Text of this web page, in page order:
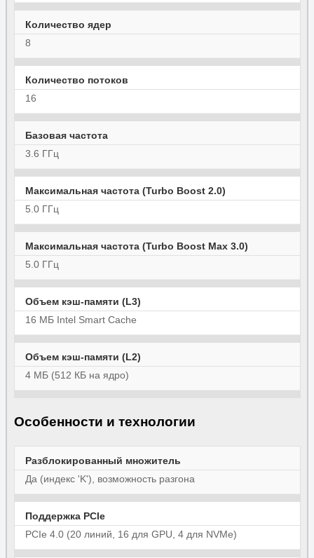
Количество ядер
8
Количество потоков
16
Базовая частота
3.6 ГГц
Максимальная частота (Turbo Boost 2.0)
5.0 ГГц
Максимальная частота (Turbo Boost Max 3.0)
5.0 ГГц
Объем кэш-памяти (L3)
16 МБ Intel Smart Cache
Объем кэш-памяти (L2)
4 МБ (512 КБ на ядро)
Особенности и технологии
Разблокированный множитель
Да (индекс 'K'), возможность разгона
Поддержка PCIe
PCIe 4.0 (20 линий, 16 для GPU, 4 для NVMe)